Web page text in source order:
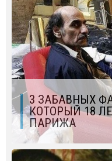
3 ЗАБАВНЫХ
КОТОРЫЙ 18
ПАРИЖА